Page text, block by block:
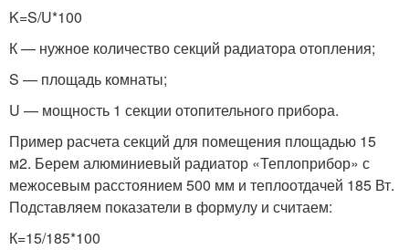
K=S/U*100
К — нужное количество секций радиатора отопления;
S — площадь комнаты;
U — мощность 1 секции отопительного прибора.
Пример расчета секций для помещения площадью 15
м2. Берем алюминиевый радиатор «Теплоприбор» с
межосевым расстоянием 500 мм и теплоотдачей 185 Вт.
Подставляем показатели в формулу и считаем:
К=15/185*100